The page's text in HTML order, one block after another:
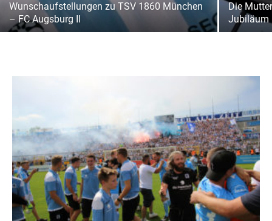
Wunschaufstellungen zu TSV 1860 München
– FC Augsburg II
Die
Jubiläum